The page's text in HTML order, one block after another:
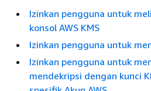
Izinkan pengguna untuk
konsol AWS KMS
Izinkan pengguna untuk
Izinkan pengguna untuk
mendekripsi dengan kunci